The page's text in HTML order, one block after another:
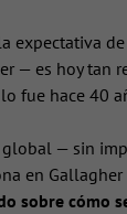
expectativa
— es hoy tan
fue hace 40
— sin
en
sobre cómo